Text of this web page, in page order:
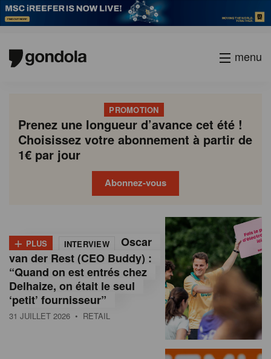
menu
PROMOTION
Prenez une longueur d’avance cet été !
Choisissez votre abonnement à partir de
1€ par jour
Abonnez-vous
o
n
d
o
+ PLUS INTERVIEW
Oscar
van der Rest (CEO Buddy) :
“Quand on est entrés chez
Delhaize, on était le seul
‘petit’ fournisseur”
31 JUILLET 2026 • RETAIL